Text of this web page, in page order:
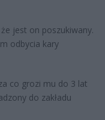
jest on poszukiwany.
odbycia kary
co grozi mu do 3 lat
do zakładu